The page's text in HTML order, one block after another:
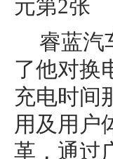
睿蓝汽
了他对换
充电时间
用及用户
革，通过